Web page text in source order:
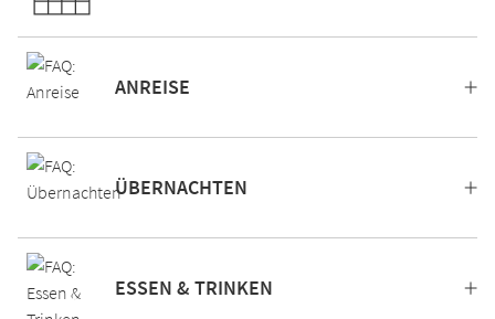
ANREISE
ÜBERNACHTEN
ESSEN & TRINKEN